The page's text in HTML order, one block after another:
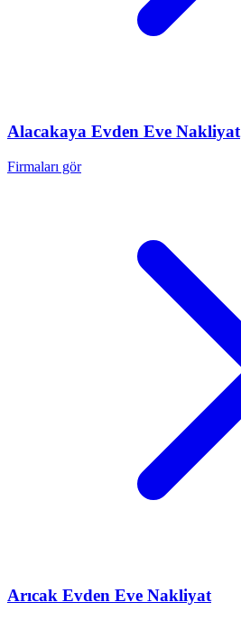
Alacakaya Evden Eve Nakliyat
Firmaları gör
Arıcak Evden Eve Nakliyat